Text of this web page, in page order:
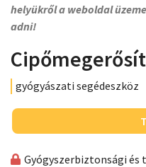
helyükről a weboldal
adni!
gyógyászati segédeszköz
Gyógyszerbiztonsági